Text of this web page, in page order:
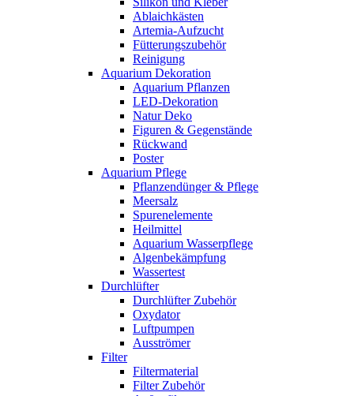
Ablaichkästen
Artemia-Aufzucht
Fütterungszubehör
Reinigung
Aquarium Dekoration
Aquarium Pflanzen
LED-Dekoration
Natur Deko
Figuren & Gegenstände
Rückwand
Poster
Aquarium Pflege
Pflanzendünger & Pflege
Meersalz
Spurenelemente
Heilmittel
Aquarium Wasserpflege
Algenbekämpfung
Wassertest
Durchlüfter
Durchlüfter Zubehör
Oxydator
Luftpumpen
Ausströmer
Filter
Filtermaterial
Filter Zubehör